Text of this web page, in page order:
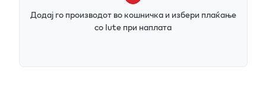
Додај го производот во кошничка и избери плаќање
со Iute при наплата